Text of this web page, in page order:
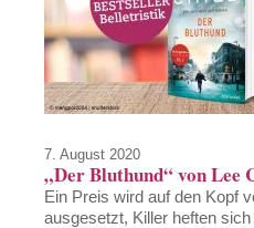
7. August 2020
„Der Bluthund“ von Lee
Ein Preis wird auf den Kopf
ausgesetzt, Killer heften